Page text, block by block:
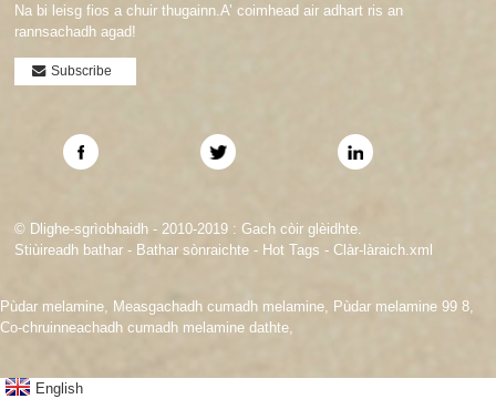
Na bi leisg fios a chuir thugainn.A’ coimhead air adhart ris an
rannsachadh agad!
Subscribe
© Dlighe-sgrìobhaidh - 2010-2019 : Gach còir glèidhte.
Stiùireadh bathar - Bathar sònraichte - Hot Tags -Clàr-làraich.xml
Pùdar melamine Measgachadh cumadh melamine Pùdar melamine 99 8
Co-chruinneachadh cumadh melamine dathte
English